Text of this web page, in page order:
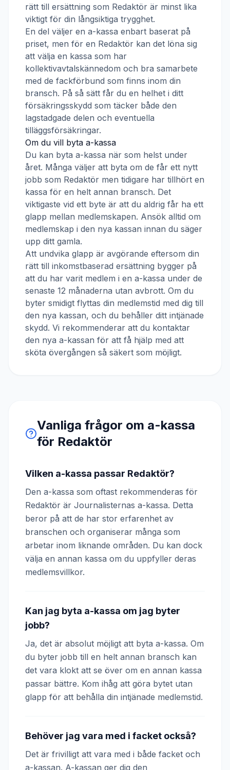
rätt till ersättning som Redaktör är minst lika
viktigt för din långsiktiga trygghet.
En del väljer en a-kassa enbart baserat på
priset, men för en Redaktör kan det löna sig
att välja en kassa som har
kollektivavtalskännedom och bra samarbete
med de fackförbund som finns inom din
bransch. På så sätt får du en helhet i ditt
försäkringsskydd som täcker både den
lagstadgade delen och eventuella
tilläggsförsäkringar.
Om du vill byta a-kassa
Du kan byta a-kassa när som helst under
året. Många väljer att byta om de får ett nytt
jobb som Redaktör men tidigare har tillhört en
kassa för en helt annan bransch. Det
viktigaste vid ett byte är att du aldrig får ha ett
glapp mellan medlemskapen. Ansök alltid om
medlemskap i den nya kassan innan du säger
upp ditt gamla.
Att undvika glapp är avgörande eftersom din
rätt till inkomstbaserad ersättning bygger på
att du har varit medlem i en a-kassa under de
senaste 12 månaderna utan avbrott. Om du
byter smidigt flyttas din medlemstid med dig till
den nya kassan, och du behåller ditt intjänade
skydd. Vi rekommenderar att du kontaktar
den nya a-kassan för att få hjälp med att
sköta övergången så säkert som möjligt.
Vanliga frågor om a-kassa
för Redaktör
Vilken a-kassa passar Redaktör?
Den a-kassa som oftast rekommenderas för
Redaktör är Journalisternas a-kassa. Detta
beror på att de har stor erfarenhet av
branschen och organiserar många som
arbetar inom liknande områden. Du kan dock
välja en annan kassa om du uppfyller deras
medlemsvillkor.
Kan jag byta a-kassa om jag byter
jobb?
Ja, det är absolut möjligt att byta a-kassa. Om
du byter jobb till en helt annan bransch kan
det vara klokt att se över om en annan kassa
passar bättre. Kom ihåg att göra bytet utan
glapp för att behålla din intjänade medlemstid.
Behöver jag vara med i facket också?
Det är frivilligt att vara med i både facket och
a-kassan. A-kassan ger dig den